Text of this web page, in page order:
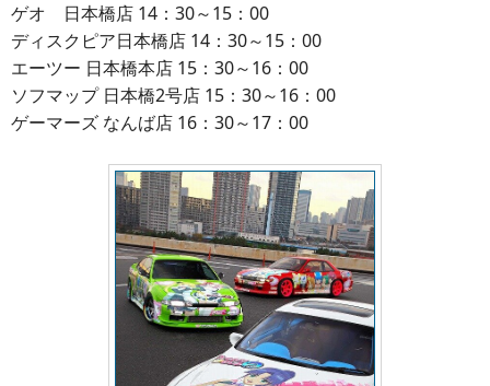
ゲオ 日本橋店 14：30～15：00
ディスクピア日本橋店 14：30～15：00
エーツー 日本橋本店 15：30～16：00
ソフマップ 日本橋2号店 15：30～16：00
ゲーマーズ なんば店 16：30～17：00